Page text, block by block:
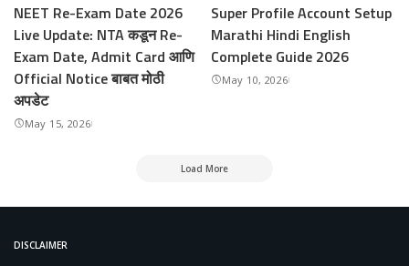
NEET Re-Exam Date 2026
Live Update: NTA कडून Re-
Exam Date, Admit Card आणि
Official Notice बाबत मोठी
अपडेट
May 15, 2026
Super Profile Account Setup
Marathi Hindi English
Complete Guide 2026
May 10, 2026
Load More
DISCLAIMER